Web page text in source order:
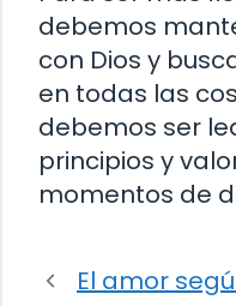
debemos
con Dios y
en todas las
debemos ser
principios y
momentos de
El amor